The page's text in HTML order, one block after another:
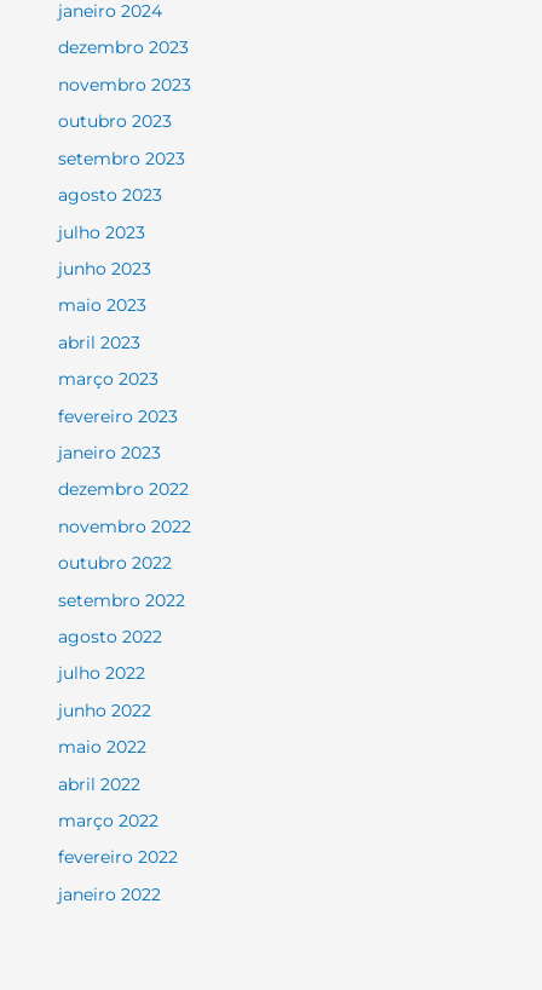
janeiro 2024
dezembro 2023
novembro 2023
outubro 2023
setembro 2023
agosto 2023
julho 2023
junho 2023
maio 2023
abril 2023
março 2023
fevereiro 2023
janeiro 2023
dezembro 2022
novembro 2022
outubro 2022
setembro 2022
agosto 2022
julho 2022
junho 2022
maio 2022
abril 2022
março 2022
fevereiro 2022
janeiro 2022